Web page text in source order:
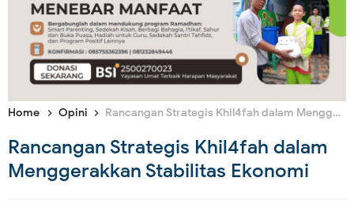
Home Opini Rancangan Strategis Khil4fah dalam Menggerakkan Stabilitas Ekonomi
Rancangan Strategis Khil4fah dalam
Menggerakkan Stabilitas Ekonomi